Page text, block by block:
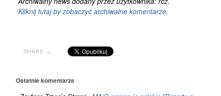
Kliknij tutaj by zobaczyć archiwalne komentarze.
SHARE →
Ostatnie komentarze